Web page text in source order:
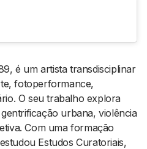
é um artista transdisciplinar
fotoperformance,
O seu trabalho explora
urbana, violência
Com uma formação
Estudos Curatoriais,